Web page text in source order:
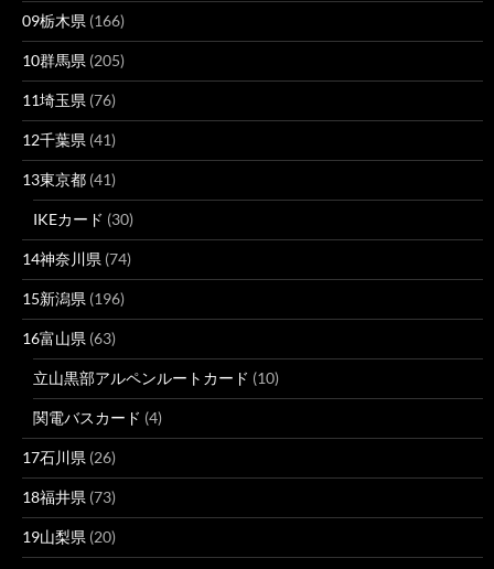
09栃木県 (166)
10群馬県 (205)
11埼玉県 (76)
12千葉県 (41)
13東京都 (41)
IKEカード (30)
14神奈川県 (74)
15新潟県 (196)
16富山県 (63)
立山黒部アルペンルートカード (10)
関電バスカード (4)
17石川県 (26)
18福井県 (73)
19山梨県 (20)